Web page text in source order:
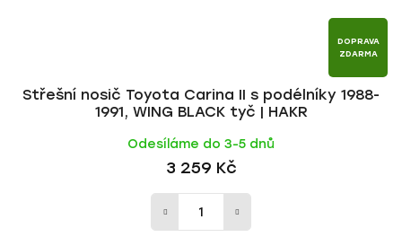
DOPRAVA
ZDARMA
Střešní nosič Toyota Carina II s podélníky 1988-
1991, WING BLACK tyč | HAKR
Odesíláme do 3-5 dnů
3 259 Kč